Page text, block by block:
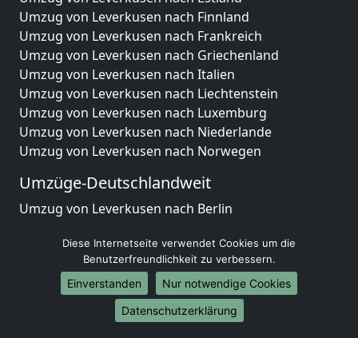
Umzug von Leverkusen nach Finnland
Umzug von Leverkusen nach Frankreich
Umzug von Leverkusen nach Griechenland
Umzug von Leverkusen nach Italien
Umzug von Leverkusen nach Liechtenstein
Umzug von Leverkusen nach Luxemburg
Umzug von Leverkusen nach Niederlande
Umzug von Leverkusen nach Norwegen
Umzüge-Deutschlandweit
Umzug von Leverkusen nach Berlin
Umzug von Leverkusen nach München
Umzug von Leverkusen nach Köln
Umzug von Leverkusen nach Frankfurt am Main
Umzug von Leverkusen nach Stuttgart
Umzug von Leverkusen nach Düsseldorf
Diese Internetseite verwendet Cookies um die
Benutzerfreundlichkeit zu verbessern.
Einverstanden
Nur notwendige Cookies
Datenschutzerklärung